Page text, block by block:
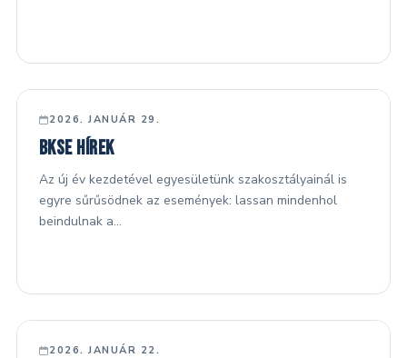
FŐ HÍREK
2026. JANUÁR 29.
BKSE hírek
Az új év kezdetével egyesületünk szakosztályainál is
egyre sűrűsödnek az események: lassan mindenhol
beindulnak a…
FŐ HÍREK
2026. JANUÁR 22.